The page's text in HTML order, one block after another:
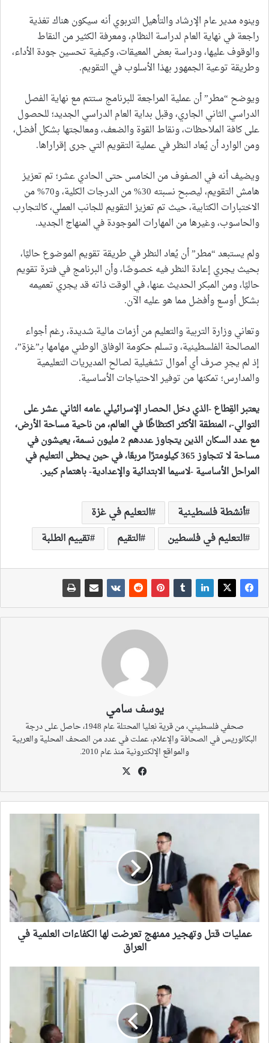
وينوه مدير عام الإرشاد والتأهيل التربوي أنه سيكون هناك تغذية
راجعة في نهاية العام لدراسة النظام، ومعرفة الكثير من النقاط
والوقوف عليها، ودراسة بعض المعيقات، وكيفية تحسين جودة الأداء،
وطريقة توعية الجمهور بهذا الأسلوب في التقويم.
ويوضح “مطر” أن عملية المراجعة للبرنامج ستتم مع نهاية الفصل
الدراسي الثاني الجاري، وقبل بداية العام الدراسي الجديد؛ للحصول
على كافة الملاحظات، ونقاط القوة والضعف، ومعالجتها بشكل أفضل،
ومن الوارد أن يُعاد النظر في عملية التقويم التي جرى إقراراها.
ويضيف أنه في الصفوف من الخامس حتى الحادي عشر؛ تم تعزيز
هامش التقويم، ليصبح نسبته 30% من الدرجات الكلية، و70% من
الاختبارات الكتابية، حيث تم تعزيز التقويم للجانب العملي، كالتجارب
والحاسوب، وغيرها من المهارات الموجودة في المنهاج الجديد.
ولم يستبعد “مطر” أن يُعاد النظر في طريقة تقويم الموضوع حاليًا،
بحيث يجري إعادة النظر فيه خصوصًا، وأن البرنامج في فترة تقويم
حاليًا، ومن المبكر الحديث عنها، في الوقت ذاته قد يجري تعميمه
بشكل أوسع وأفضل مما هو عليه الآن.
وتعاني وزارة التربية والتعليم من أزمات مالية شديدة، رغم أجواء
المصالحة الفلسطينية، وتسلم حكومة الوفاق الوطني مهامها بـ”غزة”،
إذ لم يجرِ صرف أي أموال تشغيلية لصالح المديريات التعليمية
والمدارس؛ تمكنها من توفير الاحتياجات الأساسية.
يعتبر القِطاع -الذي دخل الحصار الإسرائيلي عامه الثاني عشر على
التوالي-، المنطقة الأكثر اكتظاظًا في العالم، من ناحية مساحة الأرض،
مع عدد السكان الذين يتجاوز عددهم 2 مليون نسمة، يعيشون في
مساحة لا تتجاوز 365 كيلومترًا مربعًا، في حين يحظى التعليم في
المراحل الأساسية -لاسيما الابتدائية والإعدادية- باهتمام كبير.
أنشطة فلسطينية
التعليم في غزة
التعليم في فلسطين
التقيم تقييم الطلبة
يوسف سامي
صحفي فلسطيني، من قرية نعليا المحتلة عام 1948، حاصل على درجة
البكالوريس في الصحافة والإعلام، عملت في عدد من الصحف المحلية والعربية
والمواقع الإلكترونية منذ عام 2010.
فيسبوك
تعرضت
لها
الكفاءات
العلمية
في
العراق
عمليات قتل وتهجير ممنهج تعرضت لها الكفاءات العلمية في
العراق
التعليم
في